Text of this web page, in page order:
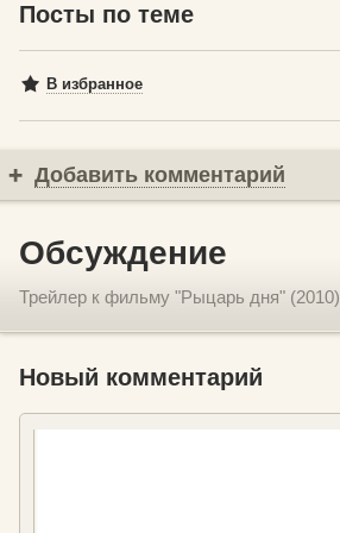
Посты по теме
В избранное
Добавить комментарий
Обсуждение
Трейлер к фильму "Рыцарь дня" (2010)
Новый комментарий